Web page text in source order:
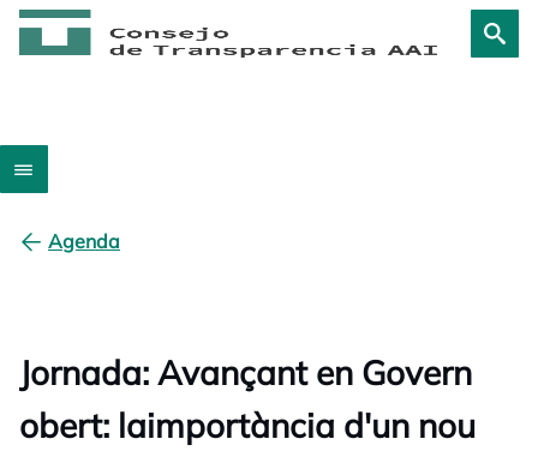
Agenda
Jornada: Avançant en Govern
obert: laimportància d'un nou